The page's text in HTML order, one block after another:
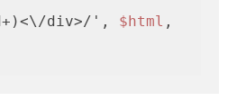
+ )<\/div>/ ', $html